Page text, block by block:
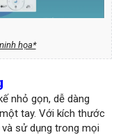
họa*
nhỏ gọn, dễ dàng
tay. Với kích thước
sử dụng trong mọi